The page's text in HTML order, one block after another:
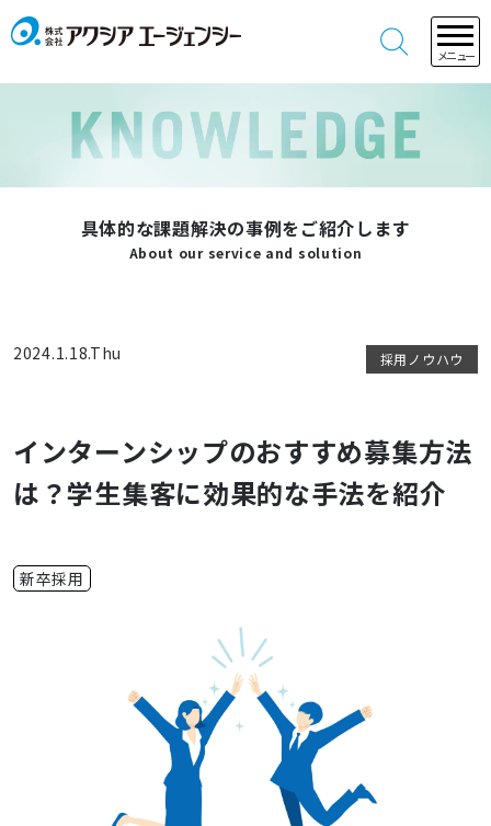
メニュー
具体的な課題解決の事例をご紹介します
About our service and solution
2024.1.18.Thu 採用ノウハウ
インターンシップのおすすめ募集方法
は？学生集客に効果的な手法を紹介
新卒採用